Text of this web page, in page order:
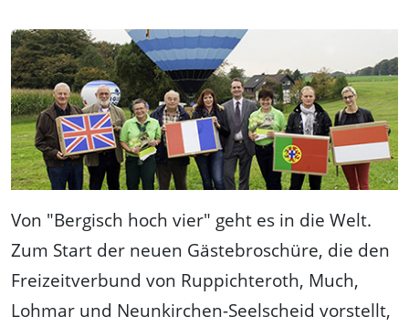
Von "Bergisch hoch vier" geht es in die Welt.
Zum Start der neuen Gästebroschüre, die den
Freizeitverbund von Ruppichteroth, Much,
Lohmar und Neunkirchen-Seelscheid vorstellt,